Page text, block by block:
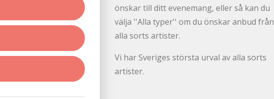
önskar till ditt evenemang, eller så kan du
välja ''Alla typer'' om du önskar anbud från
alla sorts artister.
Vi har Sveriges största urval av alla sorts
artister.